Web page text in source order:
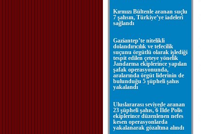
Kırmızı Bültenle aranan suçlu
7 şahsın, Türkiye’ye iadeleri
sağlandı
Gaziantep’te nitelikli
dolandırıcılık ve tefecilik
suçunu örgütlü olarak işlediği
tespit edilen çeteye yönelik
Jandarma ekiplerince yapılan
şafak operasyonunda,
aralarında örgüt liderinin de
bulunduğu 5 şüpheli şahıs
yakalandı
Uluslararası seviyede aranan
23 şüpheli şahıs, 6 İlde Polis
ekiplerince düzenlenen nefes
kesen operasyonlarda
yakalanarak gözaltına alındı